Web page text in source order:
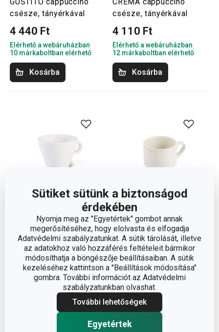
Sütiket sütünk a biztonságod
érdekében
Nyomja meg az "Egyetértek" gombot annak
megerősítéséhez, hogy elolvasta és elfogadja
Adatvédelmi szabályzatunkat. A sütik tárolását, illetve
az adatokhoz való hozzáférés feltételeit bármikor
módosíthatja a böngészője beállításaiban. A sütik
kezeléséhez kattintson a "Beállítások módosítása"
gombra. További információt az Adatvédelmi
szabályzatunkban olvashat.
További lehetőségek
Egyetértek
csésze, tányérkával
4 440 Ft
Elérhető a webáruházban
10 márkaboltban elérhető
Kosárba
csésze, tányérkával
4 110 Ft
Elérhető a webáruházban
12 márkaboltban elérhető
Kosárba
ALL FIT ONE cappuccino
csésze, Slim
2 460 Ft
Elérhető a webáruházban
12 márkaboltban elérhető
Kosárba
TAVERNE cappuccino
csésze, cream
2 130 Ft
Elérhető a webáruházban
12 márkaboltban elérhető
Kosárba